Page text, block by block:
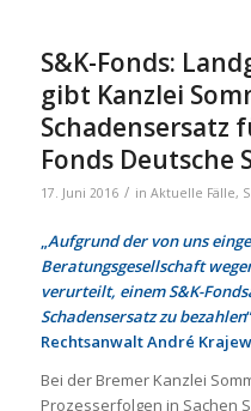
S&K-Fonds:
gibt Kanzlei
Schadensersatz
Fonds Deutsche
17. Juni 2016 / in Aktuelle Fälle,
„Aufgrund der von uns
Beratungsgesellschaft
verurteilt, einem S&K-
Schadensersatz zu bezahlen
Rechtsanwalt André
Bei der Bremer Kanzlei
Prozesserfolgen in Sachen